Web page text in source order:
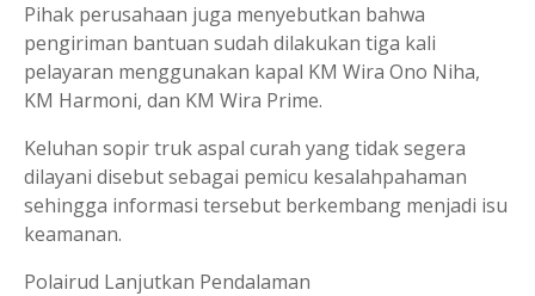
Pihak perusahaan juga menyebutkan bahwa
pengiriman bantuan sudah dilakukan tiga kali
pelayaran menggunakan kapal KM Wira Ono Niha,
KM Harmoni, dan KM Wira Prime.
Keluhan sopir truk aspal curah yang tidak segera
dilayani disebut sebagai pemicu kesalahpahaman
sehingga informasi tersebut berkembang menjadi isu
keamanan.
Polairud Lanjutkan Pendalaman